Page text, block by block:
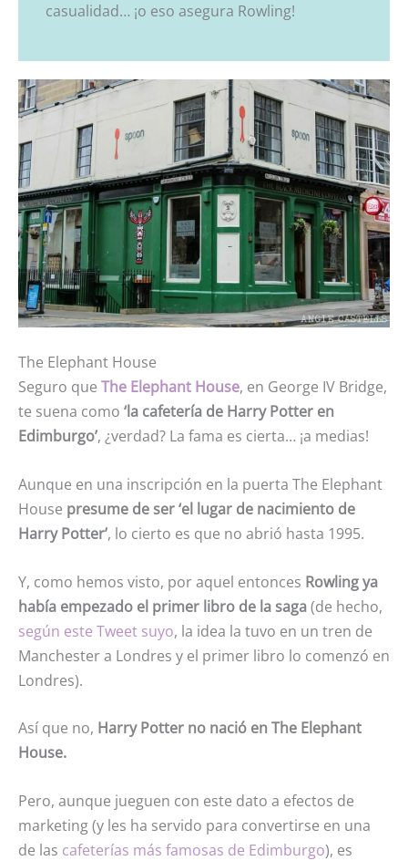
casualidad… ¡o eso asegura Rowling!
The Elephant House
Seguro que The Elephant House, en George IV Bridge,
te suena como ‘la cafetería de Harry Potter en
Edimburgo’, ¿verdad? La fama es cierta… ¡a medias!
Aunque en una inscripción en la puerta The Elephant
House presume de ser ‘el lugar de nacimiento de
Harry Potter’, lo cierto es que no abrió hasta 1995.
Y, como hemos visto, por aquel entonces Rowling ya
había empezado el primer libro de la saga(de hecho,
según este Tweet suyo, la idea la tuvo en un tren de
Manchester a Londres y el primer libro lo comenzó en
Londres).
Así que no, Harry Potter no nació en The Elephant
House.
Pero, aunque jueguen con este dato a efectos de
marketing (y les ha servido para convertirse en una
de las cafeterías más famosas de Edimburgo), es